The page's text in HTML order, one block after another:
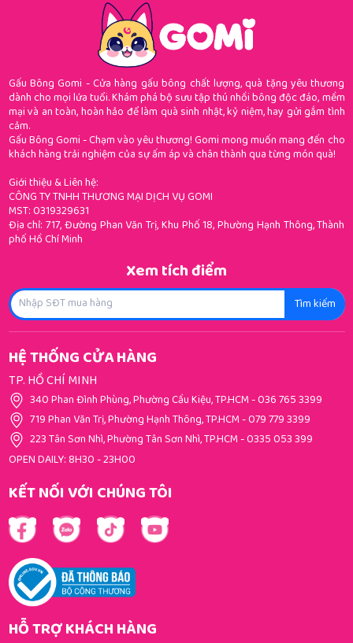
Gấu Bông Gomi - Cửa hàng gấu bông chất lượng, quà tặng yêu thương
dành cho mọi lứa tuổi. Khám phá bộ sưu tập thú nhồi bông độc đáo, mềm
mại và an toàn, hoàn hảo để làm quà sinh nhật, kỷ niệm, hay gửi gắm tình
cảm.
Gấu Bông Gomi - Chạm vào yêu thương! Gomi mong muốn mang đến cho
khách hàng trải nghiệm của sự ấm áp và chân thành qua từng món quà!
Giới thiệu & Liên hệ:
CÔNG TY TNHH THƯƠNG MẠI DỊCH VỤ GOMI
MST: 0319329631
Địa chỉ: 717, Đường Phan Văn Trị, Khu Phố 18, Phường Hạnh Thông, Thành
phố Hồ Chí Minh
Xem tích điểm
Tìm kiếm
HỆ THỐNG CỬA HÀNG
TP. HỒ CHÍ MINH
340 Phan Đình Phùng, Phường Cầu Kiệu, TP.HCM-036 765 3399
719 Phan Văn Trị, Phường Hạnh Thông, TP.HCM-079 779 3399
223 Tân Sơn Nhì, Phường Tân Sơn Nhì, TP.HCM-0335 053 399
OPEN DAILY: 8H30 - 23H00
KẾT NỐI VỚI CHÚNG TÔI
HỖ TRỢ KHÁCH HÀNG